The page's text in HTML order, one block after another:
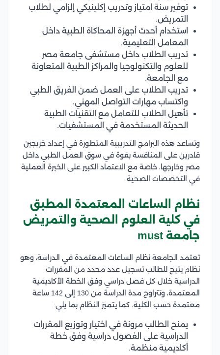
توفير سنة امتياز وتدريب إكلينيكي إلزامي لطلاب
التمريض.
استخدام أحدث أجهزة المحاكاة الطبية داخل
المعامل التعليمية.
تدريب الطلاب داخل مستشفى جامعة مصر
للعلوم والتكنولوجيا والمراكز الطبية المتعاونة
مع الجامعة.
تدريب الطلاب على العمل ضمن الفريق الطبي
واكتساب مهارات التواصل المهني.
تأهيل الطلاب للتعامل مع التقنيات الطبية
الحديثة المستخدمة في المستشفيات.
وتساعد هذه البرامج التدريبية المتطورة في إعداد خريجين
قادرين على المنافسة بقوة في سوق العمل الطبي داخل
مصر وخارجها، خاصة مع الاعتماد الكبير على الخبرة العملية
في التخصصات الصحية.
نظام الساعات المعتمدة المطبق
في كلية العلوم الصحية والتمريض
جامعة must
تعتمد الجامعة نظام الساعات المعتمدة في الدراسة، وهو
نظام يتيح للطالب تسجيل عدد محدد من المقررات
الدراسية خلال كل فصل دراسي وفق الخطة الأكاديمية
المعتمدة، وتتراوح مدة الدراسة من 130 إلى 142 ساعة
معتمدة حسب الكلية، كما يتميز النظام بما يلي:
يمنح الطالب مرونة في اختيار وتوزيع المقررات
الدراسية على الفصول دراسية وفق خطة
أكاديمية منظمة.